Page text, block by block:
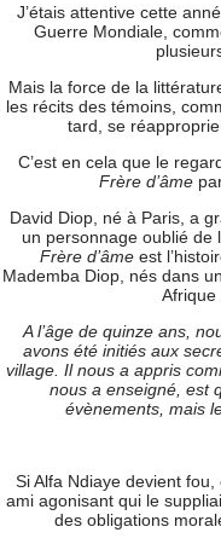
J’étais attentive cette
Guerre Mondiale,
Mais la force de la
les récits des témoins,
tard, se
C’est en cela que le
Frère d’âme
David Diop, né à Paris, a
un personnage oublié de
Frère d’âme est
Mademba Diop, nés dans
A l’âge de quinze ans,
avons été initiés aux
village. Il nous a appris
nous a enseigné, est
évènements, mais
Si Alfa Ndiaye devient fou,
ami agonisant qui le
des obligations